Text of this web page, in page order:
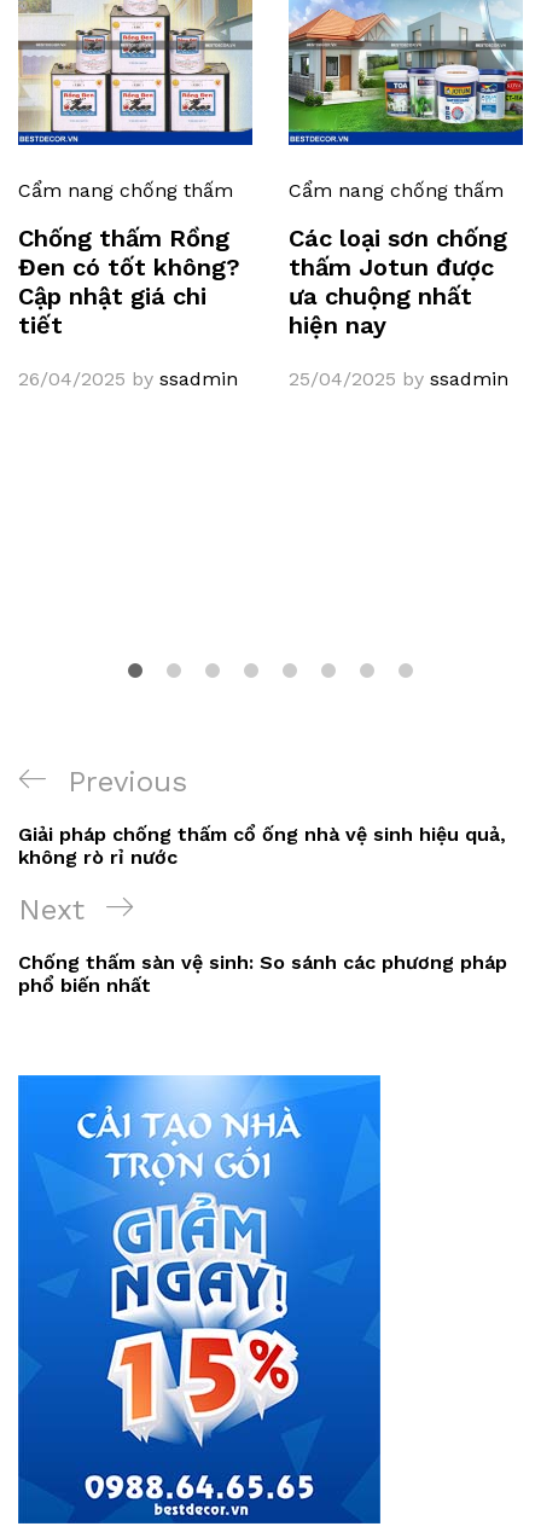
Cẩm nang chống thấm
Chống thấm Rồng
Đen có tốt không?
Cập nhật giá chi
tiết
26/04/2025 by ssadmin
Cẩm nang chống thấm
Các loại sơn chống
thấm Jotun được
ưa chuộng nhất
hiện nay
25/04/2025 by ssadmin
Điều
hướng
bài
viết
Previous
Post
Previous
Giải pháp chống thấm cổ ống nhà vệ sinh hiệu quả,
không rò rỉ nước
Next
Post
Next
Chống thấm sàn vệ sinh: So sánh các phương pháp
phổ biến nhất